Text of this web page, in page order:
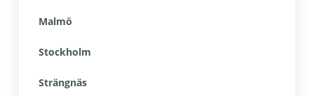
Malmö
Stockholm
Strängnäs